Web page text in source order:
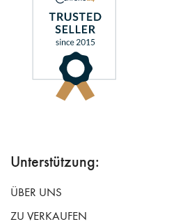
Unterstützung:
ÜBER UNS
ZU VERKAUFEN